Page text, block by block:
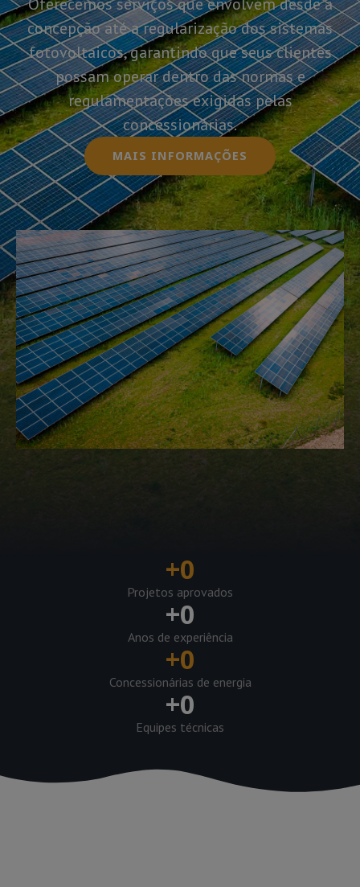
concepção até a regularização dos sistemas
fotovoltaicos, garantindo que seus clientes
possam operar dentro das normas e
regulamentações exigidas pelas
concessionárias.
MAIS INFORMAÇÕES
+0
Projetos aprovados
+0
Anos de experiência
+0
Concessionárias de energia
+0
Equipes técnicas